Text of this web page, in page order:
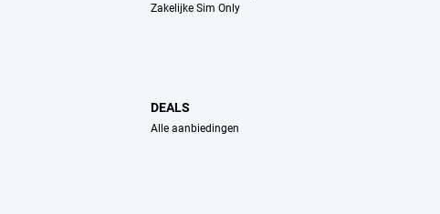
Zakelijke Sim Only
DEALS
Alle aanbiedingen